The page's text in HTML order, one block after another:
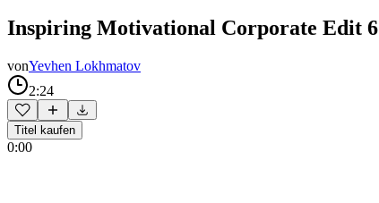
Inspiring Motivational Corporate Edit 6
vonYevhen Lokhmatov
2:24
Titel kaufen
0:00